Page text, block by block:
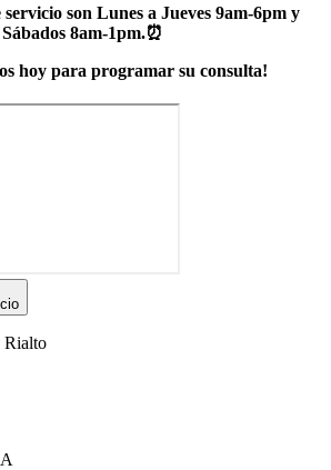
son Lunes a Jueves 9am-6pm y
Sábados 8am-1pm.⏰
hoy para programar su consulta!
Rialto